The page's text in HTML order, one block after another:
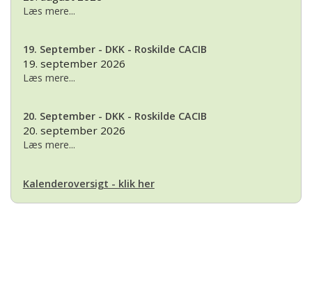
Læs mere...
19. September - DKK - Roskilde CACIB
19. september 2026
Læs mere...
20. September - DKK - Roskilde CACIB
20. september 2026
Læs mere...
Kalenderoversigt - klik her